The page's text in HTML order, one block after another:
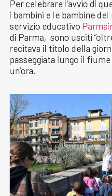
Per celebrare l’avvio di
i bambini e le bambine
servizio educativo
di Parma, sono usciti
recitava il titolo della
passeggiata lungo il
un’ora.